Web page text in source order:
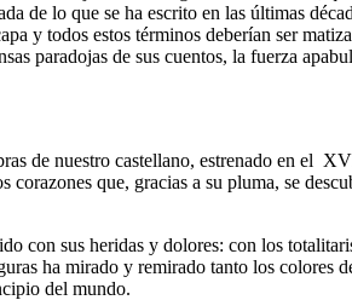
de lo que se ha escrito en las últimas
y todos estos términos deberían ser
paradojas de sus cuentos, la fuerza
de nuestro castellano, estrenado en el
que, gracias a su pluma, se
con sus heridas y dolores: con los
ha mirado y remirado tanto los colores
del mundo.